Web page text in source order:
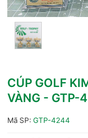
CÚP GOLF
VÀNG - GTP-
Mã SP: GTP-4244